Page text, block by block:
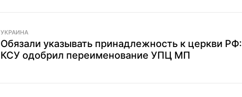
УКРАИНА
Обязали указывать принадлежность к церкви РФ:
КСУ одобрил переименование УПЦ МП